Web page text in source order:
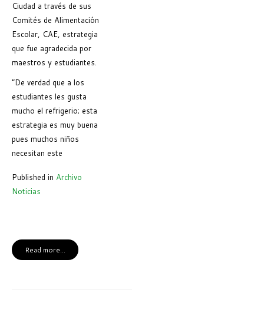
Ciudad a través de sus
Comités de Alimentación
Escolar, CAE, estrategia
que fue agradecida por
maestros y estudiantes.
“De verdad que a los
estudiantes les gusta
mucho el refrigerio; esta
estrategia es muy buena
pues muchos niños
necesitan este
Published in Archivo
Noticias
Read more...